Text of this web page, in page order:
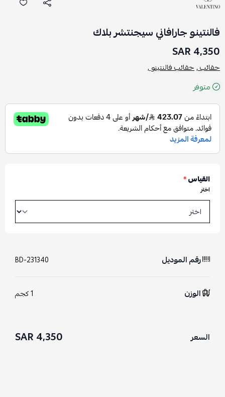
فالنتينو جارافاني سيجنتشر بلاك
4,350 SAR
حقائب ,حقائب فالنتينو ,
متوفر
القياس*
اختر
رقم الموديل BD-231340
الوزن 1 كجم
السعر 4,350 SAR